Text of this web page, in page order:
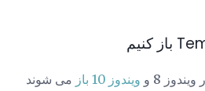
ویندوز 10 باز
می شوند